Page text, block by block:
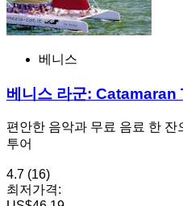
베니스
베니스 라군: Catamaran
편안한 음악과 무료 음료 한 잔
투어
4.7 (16)
최저가격: